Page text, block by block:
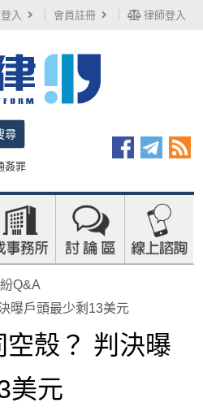
入 會員註冊 律師登入
尋
姦罪
Q&A
曝戶頭最少剩13美元
殼？ 判決曝
美元